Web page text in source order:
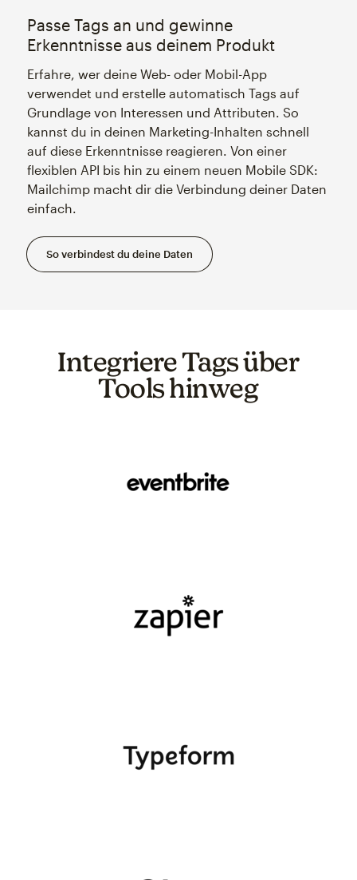
Passe Tags an und gewinne
Erkenntnisse aus deinem Produkt
Erfahre, wer deine Web- oder Mobil-App
verwendet und erstelle automatisch Tags auf
Grundlage von Interessen und Attributen. So
kannst du in deinen Marketing-Inhalten schnell
auf diese Erkenntnisse reagieren. Von einer
flexiblen API bis hin zu einem neuen Mobile SDK:
Mailchimp macht dir die Verbindung deiner Daten
einfach.
So verbindest du deine Daten
Integriere Tags über
Tools hinweg